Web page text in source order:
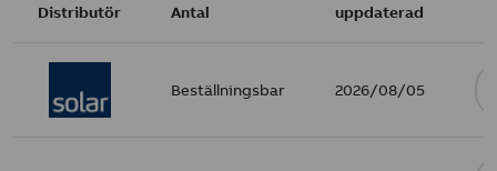
Distributör Antal
uppdaterad
Beställningsbar 2026/08/05